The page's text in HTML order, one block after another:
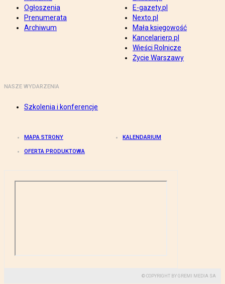
Ogłoszenia
Prenumerata
Archiwum
E-gazety.pl
Nexto.pl
Mała księgowość
Kancelarierp.pl
Wieści Rolnicze
Życie Warszawy
NASZE WYDARZENIA
Szkolenia i konferencje
MAPA STRONY KALENDARIUM
OFERTA PRODUKTOWA
© COPYRIGHT BY GREMI MEDIA SA